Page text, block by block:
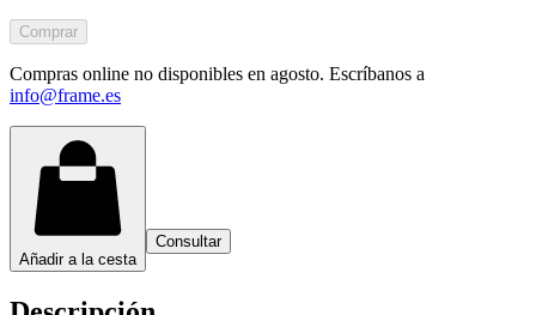
Comprar
Compras online no disponibles en agosto. Escríbanos a
info@frame.es
Añadir a la cesta
Consultar